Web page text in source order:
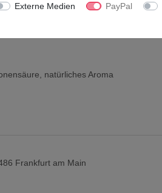
natürliches Aroma
Frankfurt am Main
Externe Medien PayPal